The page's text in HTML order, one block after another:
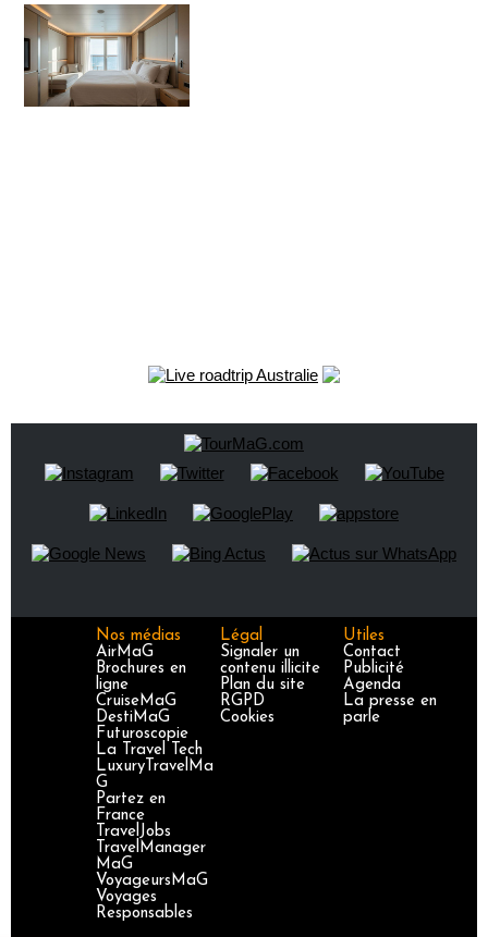
Nos médias
AirMaG
Brochures en
ligne
CruiseMaG
DestiMaG
Futuroscopie
La Travel Tech
LuxuryTravelMa
G
Partez en
France
TravelJobs
TravelManager
MaG
VoyageursMaG
Voyages
Responsables
Légal
Signaler un
contenu illicite
Plan du site
RGPD
Cookies
Utiles
Contact
Publicité
Agenda
La presse en
parle